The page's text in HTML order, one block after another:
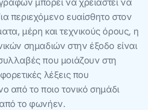
μπορεί να χρειαστεί να
περιεχόμενο ευαίσθητο στον
μέρη και τεχνικούς όρους, η
σημαδιών στην έξοδο είναι
που μοιάζουν στη
λέξεις που
από το ποιο τονικό σημάδι
το φωνήεν.